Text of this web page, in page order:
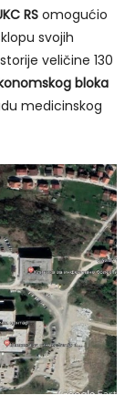
RS omogućio
svojih
veličine 130
bloka
medicinskog